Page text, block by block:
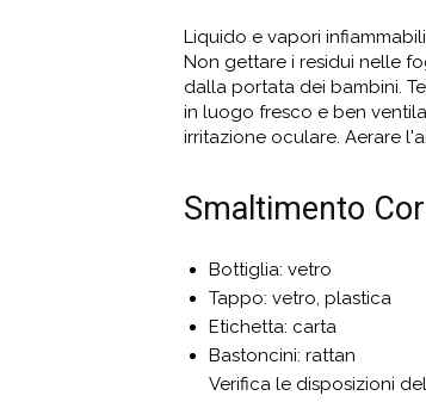
Liquido e vapori
Non gettare i residui nelle
dalla portata dei bambini.
in luogo fresco e ben
irritazione oculare. Aerare
Smaltimento
Bottiglia: vetro
Tappo: vetro, plastica
Etichetta: carta
Bastoncini: rattan
Verifica le disposizioni